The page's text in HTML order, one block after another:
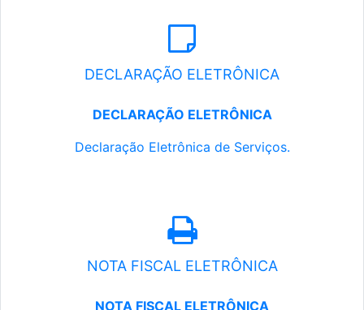
DECLARAÇÃO ELETRÔNICA
DECLARAÇÃO ELETRÔNICA
Declaração Eletrônica de Serviços.
NOTA FISCAL ELETRÔNICA
NOTA FISCAL ELETRÔNICA